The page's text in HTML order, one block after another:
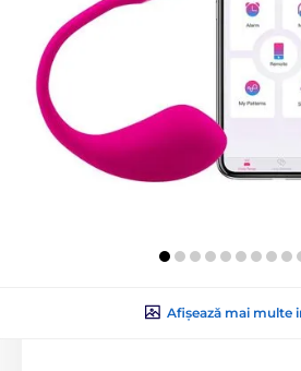
Afișează mai multe